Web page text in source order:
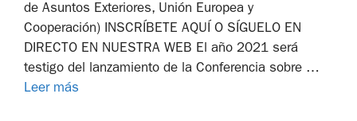
de Asuntos Exteriores, Unión Europea y
Cooperación) INSCRÍBETE AQUÍ O SÍGUELO EN
DIRECTO EN NUESTRA WEB El año 2021 será
testigo del lanzamiento de la Conferencia sobre …
Leer más